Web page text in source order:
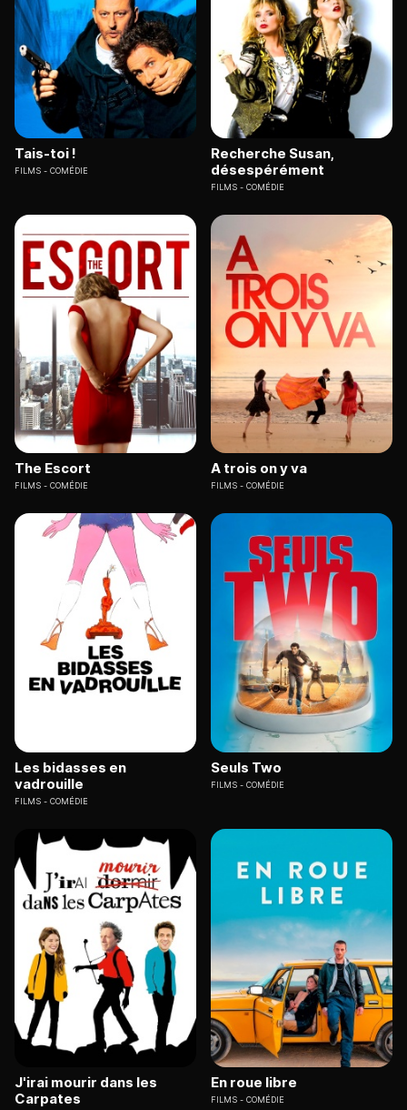
Tais-toi !
FILMS COMÉDIE
Recherche Susan,
désespérément
FILMS COMÉDIE
The Escort
FILMS COMÉDIE
A trois on y va
FILMS COMÉDIE
Les bidasses en
vadrouille
FILMS COMÉDIE
Seuls Two
FILMS COMÉDIE
J'irai mourir dans les
Carpates
En roue libre
FILMS COMÉDIE